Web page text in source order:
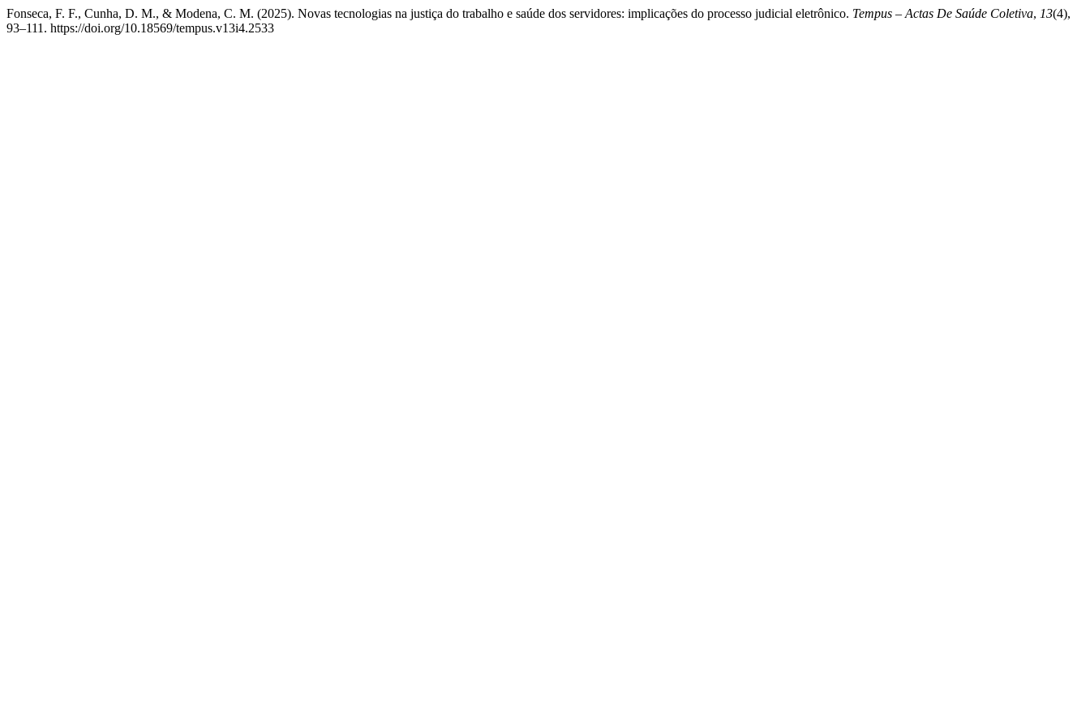
Fonseca, F. F., Cunha, D. M., & Modena, C. M. (2025). Novas tecnologias na justiça do trabalho e saúde dos servidores: implicações do processo judicial eletrônico. Tempus – Actas De Saúde Coletiva, 13(4),
93–111. https://doi.org/10.18569/tempus.v13i4.2533